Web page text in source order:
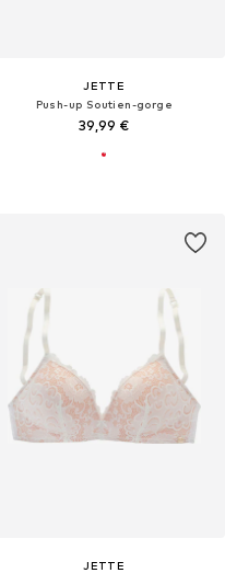
JETTE
Push-up Soutien-gorge
39,99 €
JETTE